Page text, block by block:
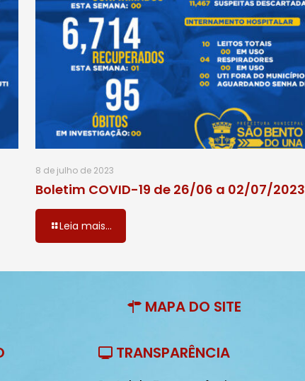
8 de julho de 2023
Boletim COVID-19 de 26/06 a 02/07/2023
Leia mais...
MAPA DO SITE
TRANSPARÊNCIA